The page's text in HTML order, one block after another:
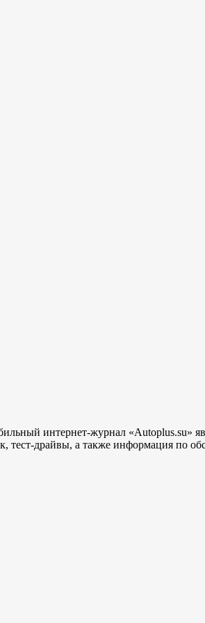
интернет-журнал «Autoplus.su»
тест-драйвы, а также информация по